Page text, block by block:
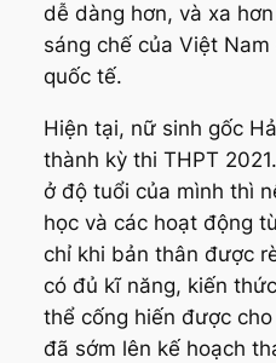
dễ dàng hơn, và xa
sáng chế của Việt
quốc tế.
Hiện tại, nữ sinh gốc
thành kỳ thi THPT
ở độ tuổi của mình thì
học và các hoạt động
chỉ khi bản thân được
có đủ kĩ năng, kiến
thể cống hiến được
đã sớm lên kế hoạch